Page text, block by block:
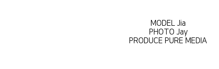
MODEL Jia
PHOTO Jay
PRODUCE PURE MEDIA